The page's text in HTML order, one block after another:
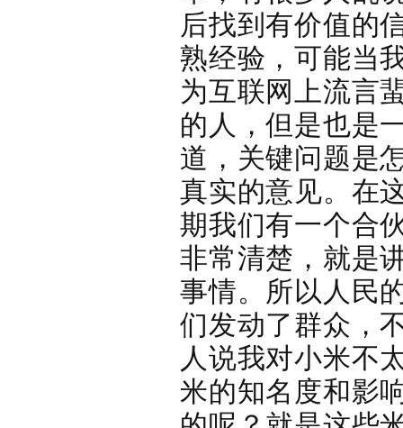
后找到有价值的
熟经验，可能当
为互联网上流言
的人，但是也是
道，关键问题是
真实的意见。在
期我们有一个合
非常清楚，就是
事情。所以人民
们发动了群众，
人说我对小米不
米的知名度和影